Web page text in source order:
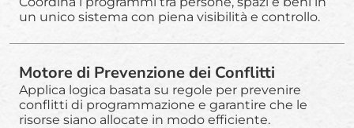
un unico sistema con piena visibilità e controllo.
Motore di Prevenzione dei Conflitti
Applica logica basata su regole per prevenire
conflitti di programmazione e garantire che le
risorse siano allocate in modo efficiente.